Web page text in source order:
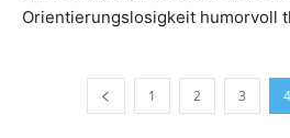
Orientierungslosigkeit humorvoll
1 2 3 4